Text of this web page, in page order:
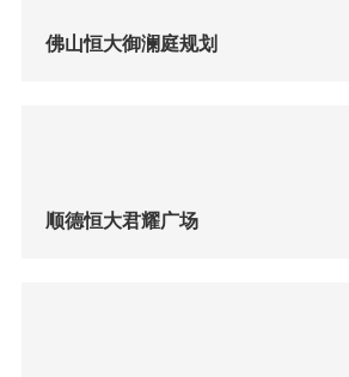
佛山恒大御澜庭规划
顺德恒大君耀广场